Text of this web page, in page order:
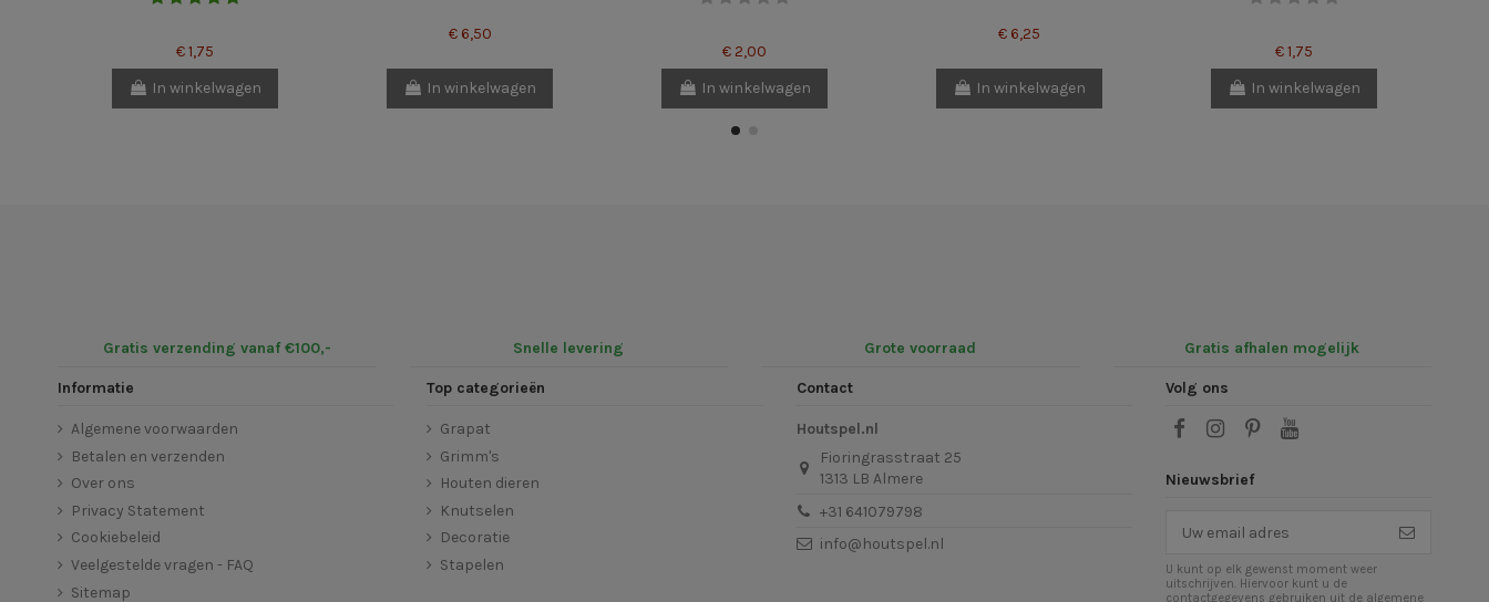
€ 1,75
In winkelwagen
€ 6,50
In winkelwagen
€ 2,00
In winkelwagen
€ 6,25
In winkelwagen
€ 1,75
In winkelwagen
Gratis verzending vanaf €100,- Snelle levering Grote voorraad Gratis afhalen mogelijk
Informatie
Algemene voorwaarden
Betalen en verzenden
Over ons
Privacy Statement
Cookiebeleid
Veelgestelde vragen - FAQ
Sitemap
Top categorieën
Grapat
Grimm's
Houten dieren
Knutselen
Decoratie
Stapelen
Contact
Houtspel.nl
Fioringrasstraat 25
1313 LB Almere
+31 641079798
info@houtspel.nl
Volg ons
Nieuwsbrief
U kunt op elk gewenst moment weer
uitschrijven. Hiervoor kunt u de
contactgegevens gebruiken uit de algemene